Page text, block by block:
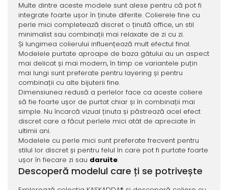
Multe dintre aceste modele sunt alese pentru că pot fi
integrate foarte ușor în ținute diferite. Colierele fine cu
perle mici completează discret o ținută office, un stil
minimalist sau combinații mai relaxate de zi cu zi.
Și lungimea colierului influențează mult efectul final.
Modelele purtate aproape de baza gâtului au un aspect
mai delicat și mai modern, în timp ce variantele puțin
mai lungi sunt preferate pentru layering și pentru
combinații cu alte bijuterii fine.
Dimensiunea redusă a perlelor face ca aceste coliere
să fie foarte ușor de purtat chiar și în combinații mai
simple. Nu încarcă vizual ținuta și păstrează acel efect
discret care a făcut perlele mici atât de apreciate în
ultimii ani.
Modelele cu perle mici sunt preferate frecvent pentru
stilul lor discret și pentru felul în care pot fi purtate foarte
ușor în fiecare zi sau daruite.
Descoperă modelul care ți se potrivește